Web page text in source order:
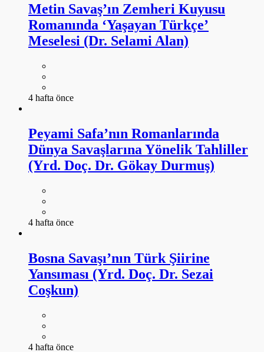
Metin Savaş’ın Zemheri Kuyusu
Romanında ‘Yaşayan Türkçe’
Meselesi (Dr. Selami Alan)
4 hafta önce
Peyami Safa’nın Romanlarında
Dünya Savaşlarına Yönelik Tahliller
(Yrd. Doç. Dr. Gökay Durmuş)
4 hafta önce
Bosna Savaşı’nın Türk Şiirine
Yansıması (Yrd. Doç. Dr. Sezai
Coşkun)
4 hafta önce